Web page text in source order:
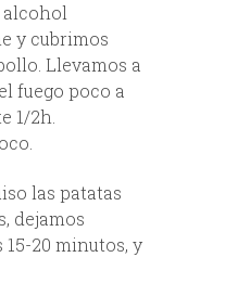
alcohol
y cubrimos
Llevamos a
fuego poco a
1/2h.
las patatas
dejamos
20 minutos, y